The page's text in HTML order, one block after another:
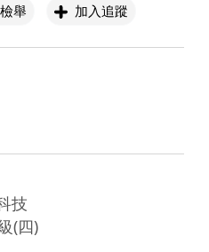
檢舉 加入追蹤
技
(四)